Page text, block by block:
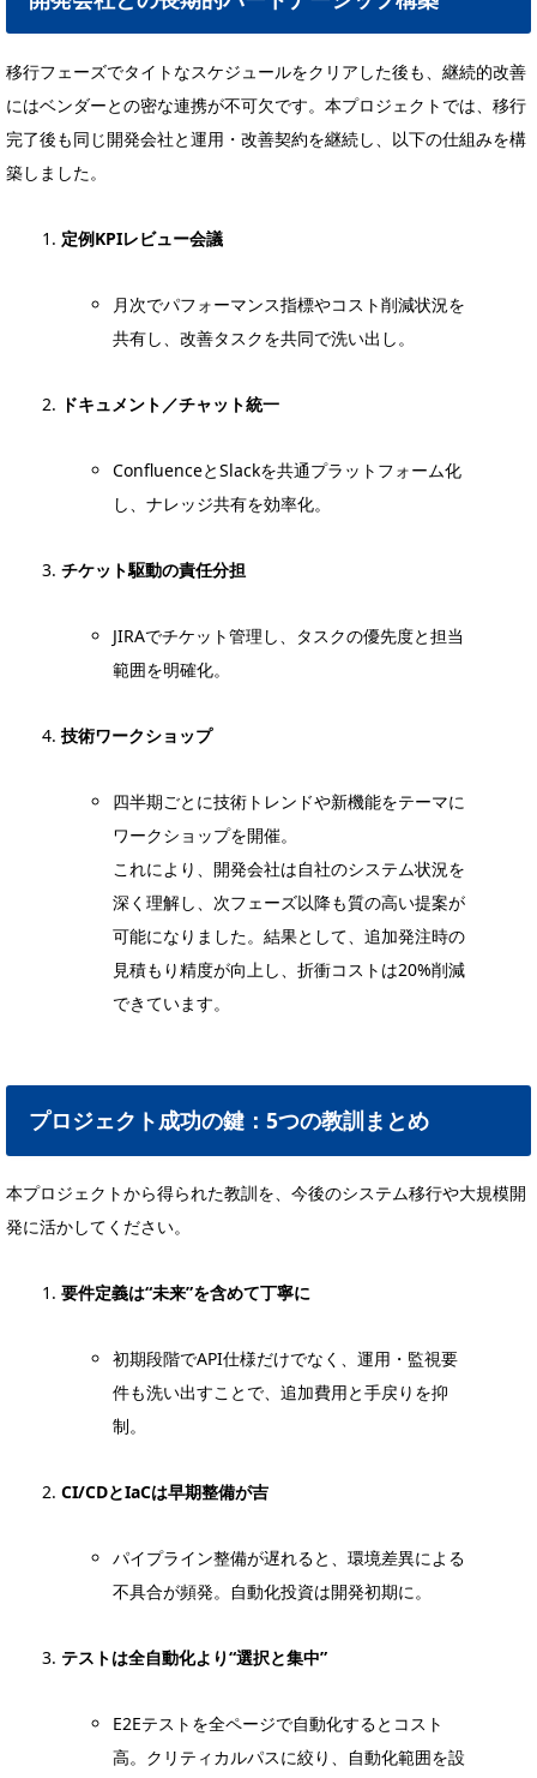
移行フェーズでタイトなスケジュールをクリアした後も、継続的改善
にはベンダーとの密な連携が不可欠です。本プロジェクトでは、移行
完了後も同じ開発会社と運用・改善契約を継続し、以下の仕組みを構
築しました。
定例KPIレビュー会議
月次でパフォーマンス指標やコスト削減状況を
共有し、改善タスクを共同で洗い出し。
ドキュメント／チャット統一
ConfluenceとSlackを共通プラットフォーム化
し、ナレッジ共有を効率化。
チケット駆動の責任分担
JIRAでチケット管理し、タスクの優先度と担当
範囲を明確化。
技術ワークショップ
四半期ごとに技術トレンドや新機能をテーマに
ワークショップを開催。
これにより、開発会社は自社のシステム状況を
深く理解し、次フェーズ以降も質の高い提案が
可能になりました。結果として、追加発注時の
見積もり精度が向上し、折衝コストは20%削減
できています。
プロジェクト成功の鍵：5つの教訓まとめ
本プロジェクトから得られた教訓を、今後のシステム移行や大規模開
発に活かしてください。
要件定義は“未来”を含めて丁寧に
初期段階でAPI仕様だけでなく、運用・監視要
件も洗い出すことで、追加費用と手戻りを抑
制。
CI/CDとIaCは早期整備が吉
パイプライン整備が遅れると、環境差異による
不具合が頻発。自動化投資は開発初期に。
テストは全自動化より“選択と集中”
E2Eテストを全ページで自動化するとコスト
高。クリティカルパスに絞り、自動化範囲を設